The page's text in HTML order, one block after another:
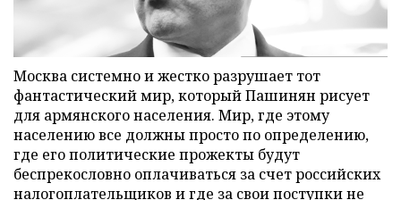
Москва системно и жестко разрушает тот
фантастический мир, который Пашинян рисует
для армянского населения. Мир, где этому
населению все должны просто по определению,
где его политические прожекты будут
беспрекословно оплачиваться за счет российских
налогоплательщиков и где за свои поступки не